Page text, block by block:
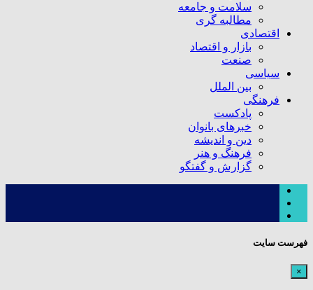
سلامت و جامعه
مطالبه گری
اقتصادی
بازار و اقتصاد
صنعت
سیاسی
بین الملل
فرهنگی
پادکست
خبرهای بانوان
دین و اندیشه
فرهنگ و هنر
گزارش و گفتگو
فهرست سایت
×